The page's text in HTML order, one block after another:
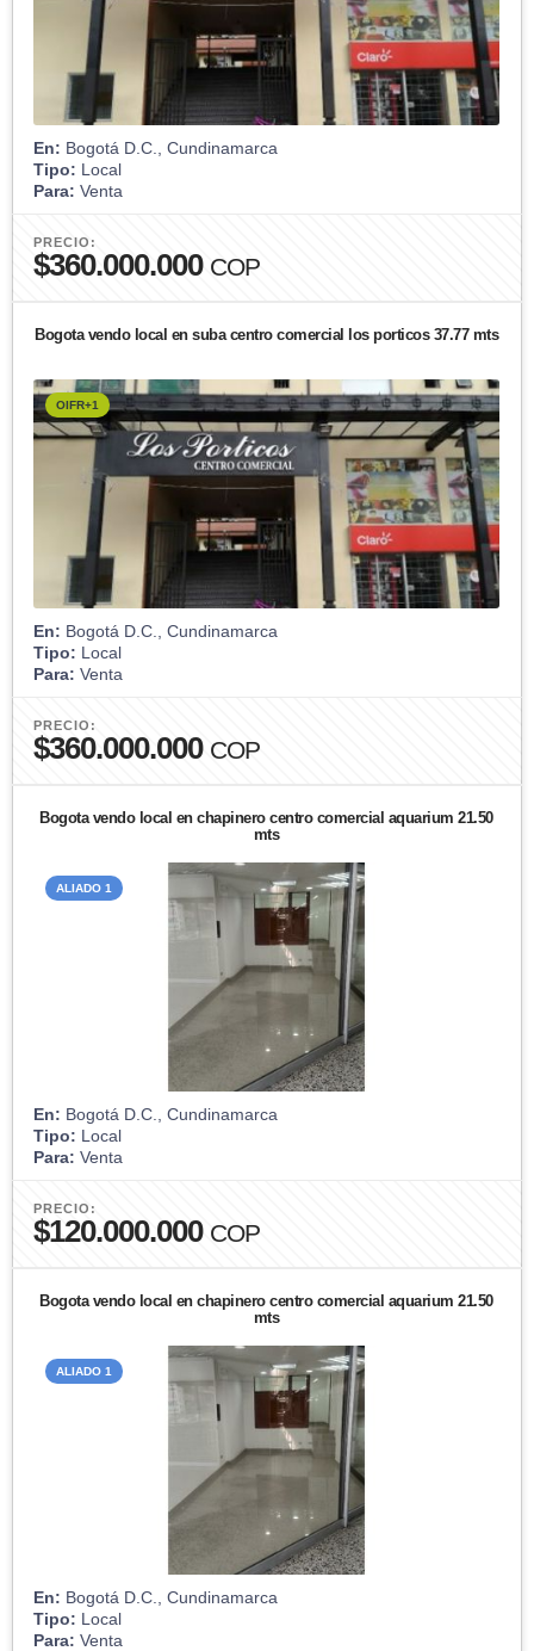
En: Bogotá D.C., Cundinamarca
Tipo: Local
Para: Venta
PRECIO:
$360.000.000 COP
Bogota vendo local en suba centro comercial los porticos 37.77 mts
OIFR+1
En: Bogotá D.C., Cundinamarca
Tipo: Local
Para: Venta
PRECIO:
$360.000.000 COP
Bogota vendo local en chapinero centro comercial aquarium 21.50
mts
ALIADO 1
En: Bogotá D.C., Cundinamarca
Tipo: Local
Para: Venta
PRECIO:
$120.000.000 COP
Bogota vendo local en chapinero centro comercial aquarium 21.50
mts
ALIADO 1
En: Bogotá D.C., Cundinamarca
Tipo: Local
Para: Venta